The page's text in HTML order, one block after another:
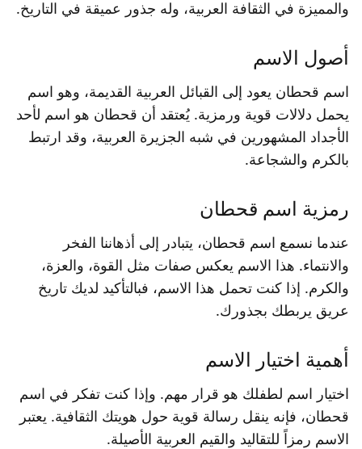
والمميزة في الثقافة العربية، وله جذور عميقة في التاريخ.
أصول الاسم
اسم قحطان يعود إلى القبائل العربية القديمة، وهو اسم
يحمل دلالات قوية ورمزية. يُعتقد أن قحطان هو اسم لأحد
الأجداد المشهورين في شبه الجزيرة العربية، وقد ارتبط
بالكرم والشجاعة.
رمزية اسم قحطان
عندما نسمع اسم قحطان، يتبادر إلى أذهاننا الفخر
والانتماء. هذا الاسم يعكس صفات مثل القوة، والعزة،
والكرم. إذا كنت تحمل هذا الاسم، فبالتأكيد لديك تاريخ
عريق يربطك بجذورك.
أهمية اختيار الاسم
اختيار اسم لطفلك هو قرار مهم. وإذا كنت تفكر في اسم
قحطان، فإنه ينقل رسالة قوية حول هويتك الثقافية. يعتبر
الاسم رمزاً للتقاليد والقيم العربية الأصيلة.